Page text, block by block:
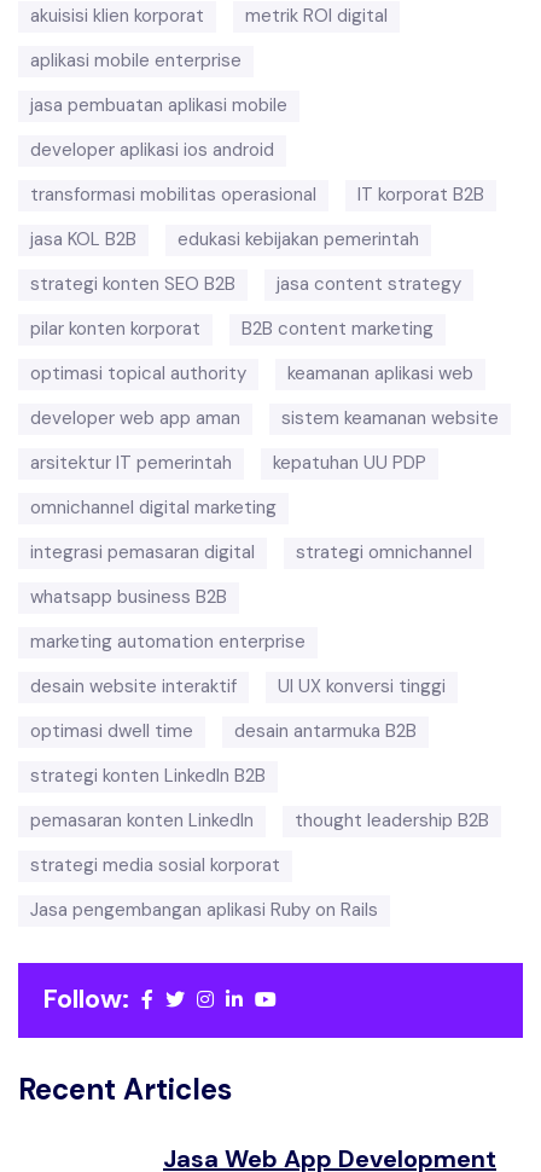
akuisisi klien korporat
metrik ROI digital
aplikasi mobile enterprise
jasa pembuatan aplikasi mobile
developer aplikasi ios android
transformasi mobilitas operasional
IT korporat B2B
jasa KOL B2B
edukasi kebijakan pemerintah
strategi konten SEO B2B
jasa content strategy
pilar konten korporat
B2B content marketing
optimasi topical authority
keamanan aplikasi web
developer web app aman
sistem keamanan website
arsitektur IT pemerintah
kepatuhan UU PDP
omnichannel digital marketing
integrasi pemasaran digital
strategi omnichannel
whatsapp business B2B
marketing automation enterprise
desain website interaktif
UI UX konversi tinggi
optimasi dwell time
desain antarmuka B2B
strategi konten LinkedIn B2B
pemasaran konten LinkedIn
thought leadership B2B
strategi media sosial korporat
Jasa pengembangan aplikasi Ruby on Rails
Follow:
Recent Articles
Jasa Web App Development